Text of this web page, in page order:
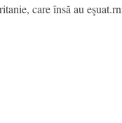
care însă au